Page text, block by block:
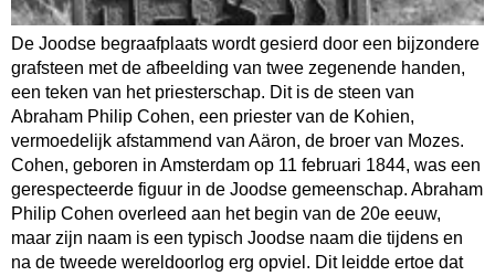
De Joodse begraafplaats wordt gesierd door een bijzondere
grafsteen met de afbeelding van twee zegenende handen,
een teken van het priesterschap. Dit is de steen van
Abraham Philip Cohen, een priester van de Kohien,
vermoedelijk afstammend van Aäron, de broer van Mozes.
Cohen, geboren in Amsterdam op 11 februari 1844, was een
gerespecteerde figuur in de Joodse gemeenschap. Abraham
Philip Cohen overleed aan het begin van de 20e eeuw,
maar zijn naam is een typisch Joodse naam die tijdens en
na de tweede wereldoorlog erg opviel. Dit leidde ertoe dat